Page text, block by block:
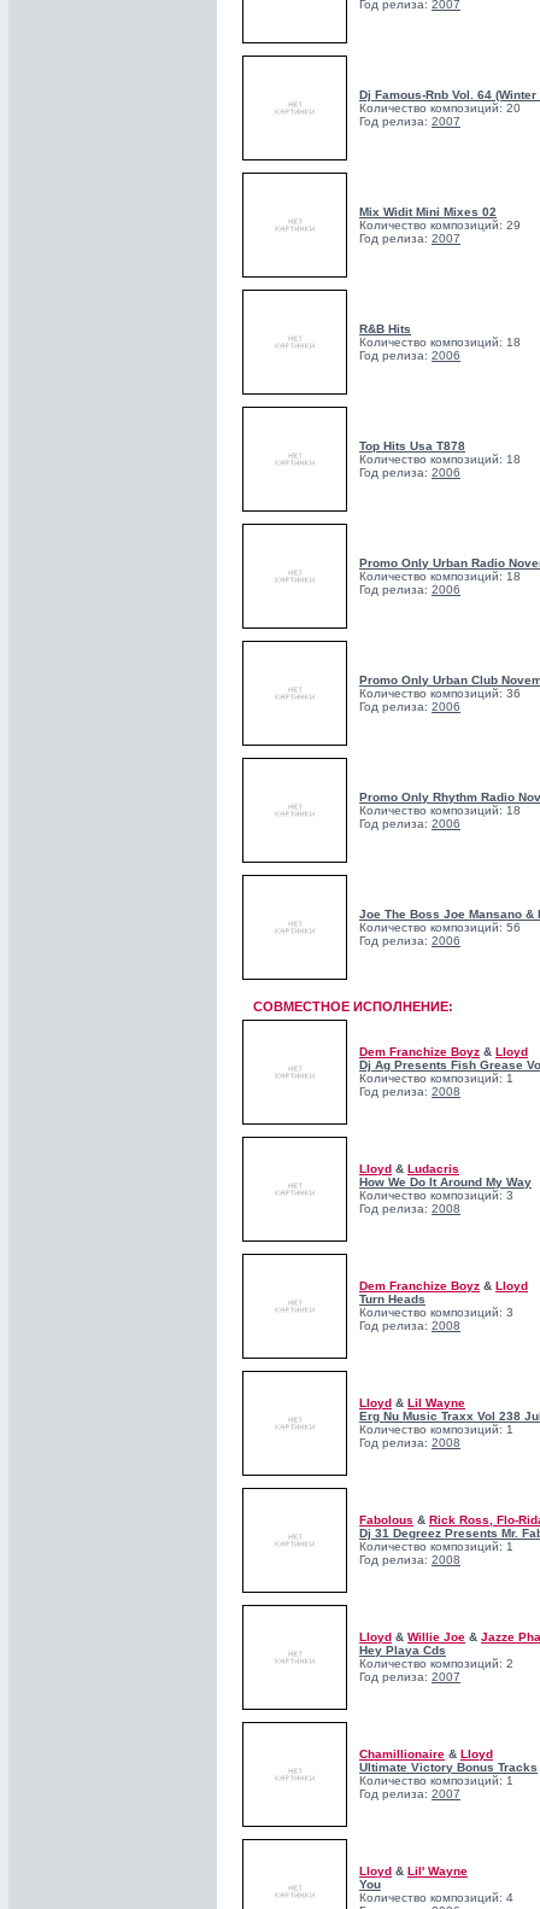
Год релиза: 2007
Dj Famous-Rnb Vol. 64
Количество композиций: 20
Год релиза: 2007
Mix Widit Mini Mixes 02
Количество композиций: 29
Год релиза: 2007
R&B Hits
Количество композиций: 18
Год релиза: 2006
Top Hits Usa T878
Количество композиций: 18
Год релиза: 2006
Promo Only Urban Radio
Количество композиций: 18
Год релиза: 2006
Promo Only Urban Club
Количество композиций: 36
Год релиза: 2006
Promo Only Rhythm Radio
Количество композиций: 18
Год релиза: 2006
Joe The Boss Joe Mansano &
Количество композиций: 56
Год релиза: 2006
СОВМЕСТНОЕ ИСПОЛНЕНИЕ:
Dem Franchize Boyz & Lloyd
Dj Ag Presents Fish Grease
Количество композиций: 1
Год релиза: 2008
Lloyd & Ludacris
How We Do It Around My Way
Количество композиций: 3
Год релиза: 2008
Dem Franchize Boyz & Lloyd
Turn Heads
Количество композиций: 3
Год релиза: 2008
Lloyd & Lil Wayne
Erg Nu Music Traxx Vol 238
Количество композиций: 1
Год релиза: 2008
Fabolous & Rick Ross, Flo-
Dj 31 Degreez Presents Mr.
Количество композиций: 1
Год релиза: 2008
Lloyd & Willie Joe & Jazze Pha
Hey Playa Cds
Количество композиций: 2
Год релиза: 2007
Chamillionaire & Lloyd
Ultimate Victory Bonus Tracks
Количество композиций: 1
Год релиза: 2007
Lloyd & Lil' Wayne
You
Количество композиций: 4